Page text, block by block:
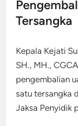
Tersangka
Kepala Kejati
SH., MH.,
pengembalian
satu tersangka
Jaksa Penyidik